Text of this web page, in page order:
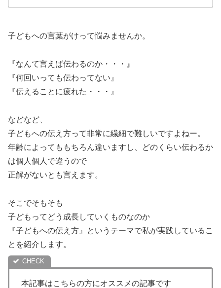
子どもへの言葉がけって悩みませんか。
『なんて言えば伝わるのか・・・』
『何回いっても伝わってない』
『伝えることに疲れた・・・』
などなど、
子どもへの伝え方って非常に繊細で難しいですよねー。
年齢によってももちろん違いますし、どのくらい伝わるか
は個人個人で違うので
正解がないとも言えます。
そこでそもそも
子どもってどう成長していくものなのか
『子どもへの伝え方』というテーマで私が実践しているこ
とを紹介します。
本記事はこちらの方にオススメの記事です